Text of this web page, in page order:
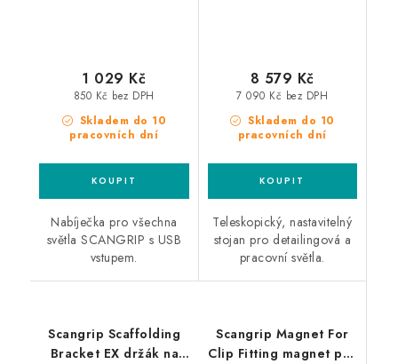
Skladem do 10
pracovních dní
850 Kč bez DPH
1 029 Kč
Nabíječka pro všechna
světla SCANGRIP s USB
vstupem.
Skladem do 10
pracovních dní
7 090 Kč bez DPH
8 579 Kč
Teleskopický, nastavitelný
stojan pro detailingová a
pracovní světla.
Scangrip Scaffolding
Bracket EX držák na
Scangrip Magnet For
Clip Fitting magnet pro